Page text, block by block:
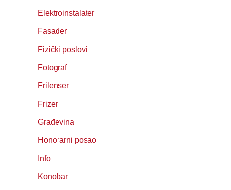
Elektroinstalater
Fasader
Fizički poslovi
Fotograf
Frilenser
Frizer
Građevina
Honorarni posao
Info
Konobar